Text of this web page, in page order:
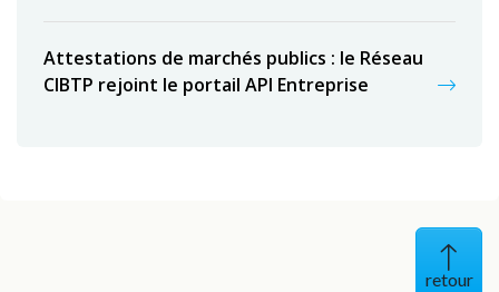
Attestations de marchés publics : le Réseau
CIBTP rejoint le portail API Entreprise
Haut